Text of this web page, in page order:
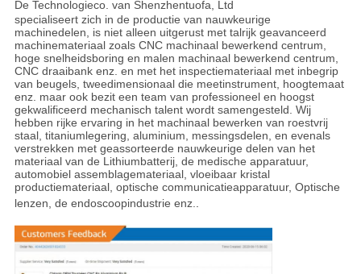
De Technologieco. van Shenzhentuofa, Ltd
specialiseert zich in de productie van nauwkeurige
machinedelen, is niet alleen uitgerust met talrijk geavanceerd
machinemateriaal zoals CNC machinaal bewerkend centrum,
hoge snelheidsboring en malen machinaal bewerkend centrum,
CNC draaibank enz. en met het inspectiemateriaal met inbegrip
van beugels, tweedimensionaal die meetinstrument, hoogtemaat
enz. maar ook bezit een team van professioneel en hoogst
gekwalificeerd mechanisch talent wordt samengesteld. Wij
hebben rijke ervaring in het machinaal bewerken van roestvrij
staal, titaniumlegering, aluminium, messingsdelen, en evenals
verstrekken met geassorteerde nauwkeurige delen van het
materiaal van de Lithiumbatterij, de medische apparatuur,
automobiel assemblagemateriaal, vloeibaar kristal
productiemateriaal, optische communicatieapparatuur, Optische
lenzen, de endoscoopindustrie enz.